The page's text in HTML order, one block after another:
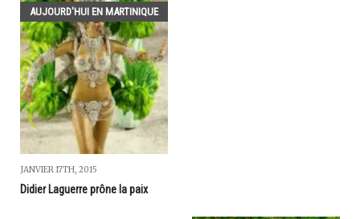
AUJOURD'HUI EN MARTINIQUE
JANVIER 17TH, 2015
Didier Laguerre prône la paix